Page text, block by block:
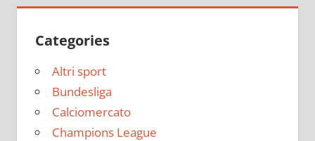
Categories
Altri sport
Bundesliga
Calciomercato
Champions League